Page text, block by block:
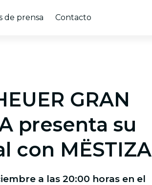
de prensa Contacto
GRAN
presenta su
con MËSTIZA
a las 20:00 horas en el